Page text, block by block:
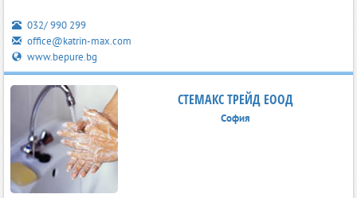
032/ 990 299
office@katrin-max.com
www.bepure.bg
СТЕМАКС ТРЕЙД ЕООД
София